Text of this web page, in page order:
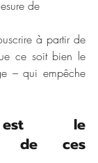
de
à partir de
ce soit bien le
– qui empêche
est le
de ces